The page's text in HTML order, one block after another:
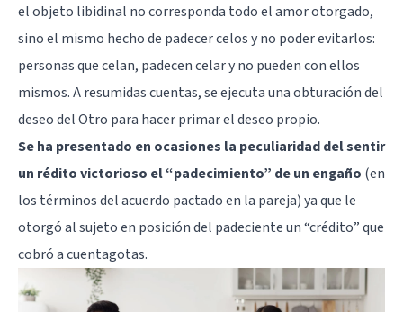
el objeto libidinal no corresponda todo el amor otorgado,
sino el mismo hecho de padecer celos y no poder evitarlos:
personas que celan, padecen celar y no pueden con ellos
mismos. A resumidas cuentas, se ejecuta una obturación del
deseo del Otro para hacer primar el deseo propio.
Se ha presentado en ocasiones la peculiaridad del sentir
un rédito victorioso el “padecimiento” de un engaño (en
los términos del acuerdo pactado en la pareja) ya que le
otorgó al sujeto en posición del padeciente un “crédito” que
cobró a cuentagotas.